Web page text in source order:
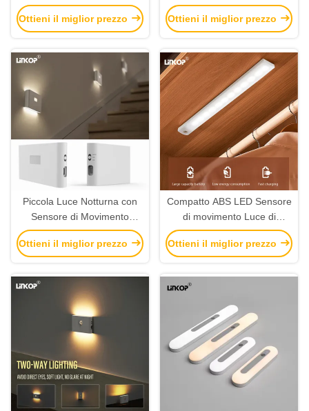
modalità colore, 5V,
applicabile a scale e armadi
Ottieni il miglior prezzo
LED ricaricabile senza fili
Ottieni il miglior prezzo
Piccola Luce Notturna con
Sensore di Movimento
3000K 4500K 6000K
Collegamento Intelligente e
Ottieni il miglior prezzo
Compatto ABS LED Sensore
di movimento Luce di
sicurezza 3000K-7000K Con
temperatura del colore
Ottieni il miglior prezzo